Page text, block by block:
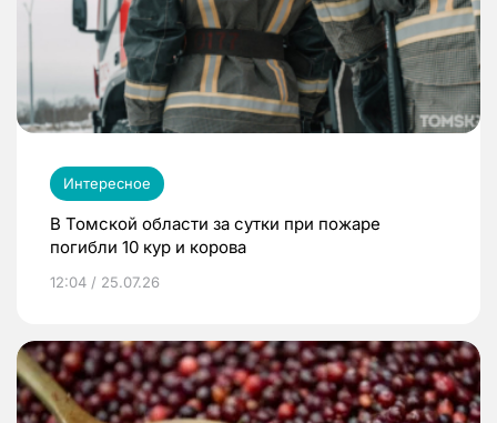
Интересное
В Томской области за сутки при пожаре
погибли 10 кур и корова
12:04 / 25.07.26